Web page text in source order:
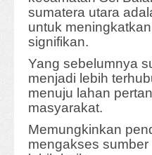
sumatera utara
untuk
signifikan.
Yang sebelumnya
menjadi lebih
menuju lahan
masyarakat.
Memungkinkan
mengakses